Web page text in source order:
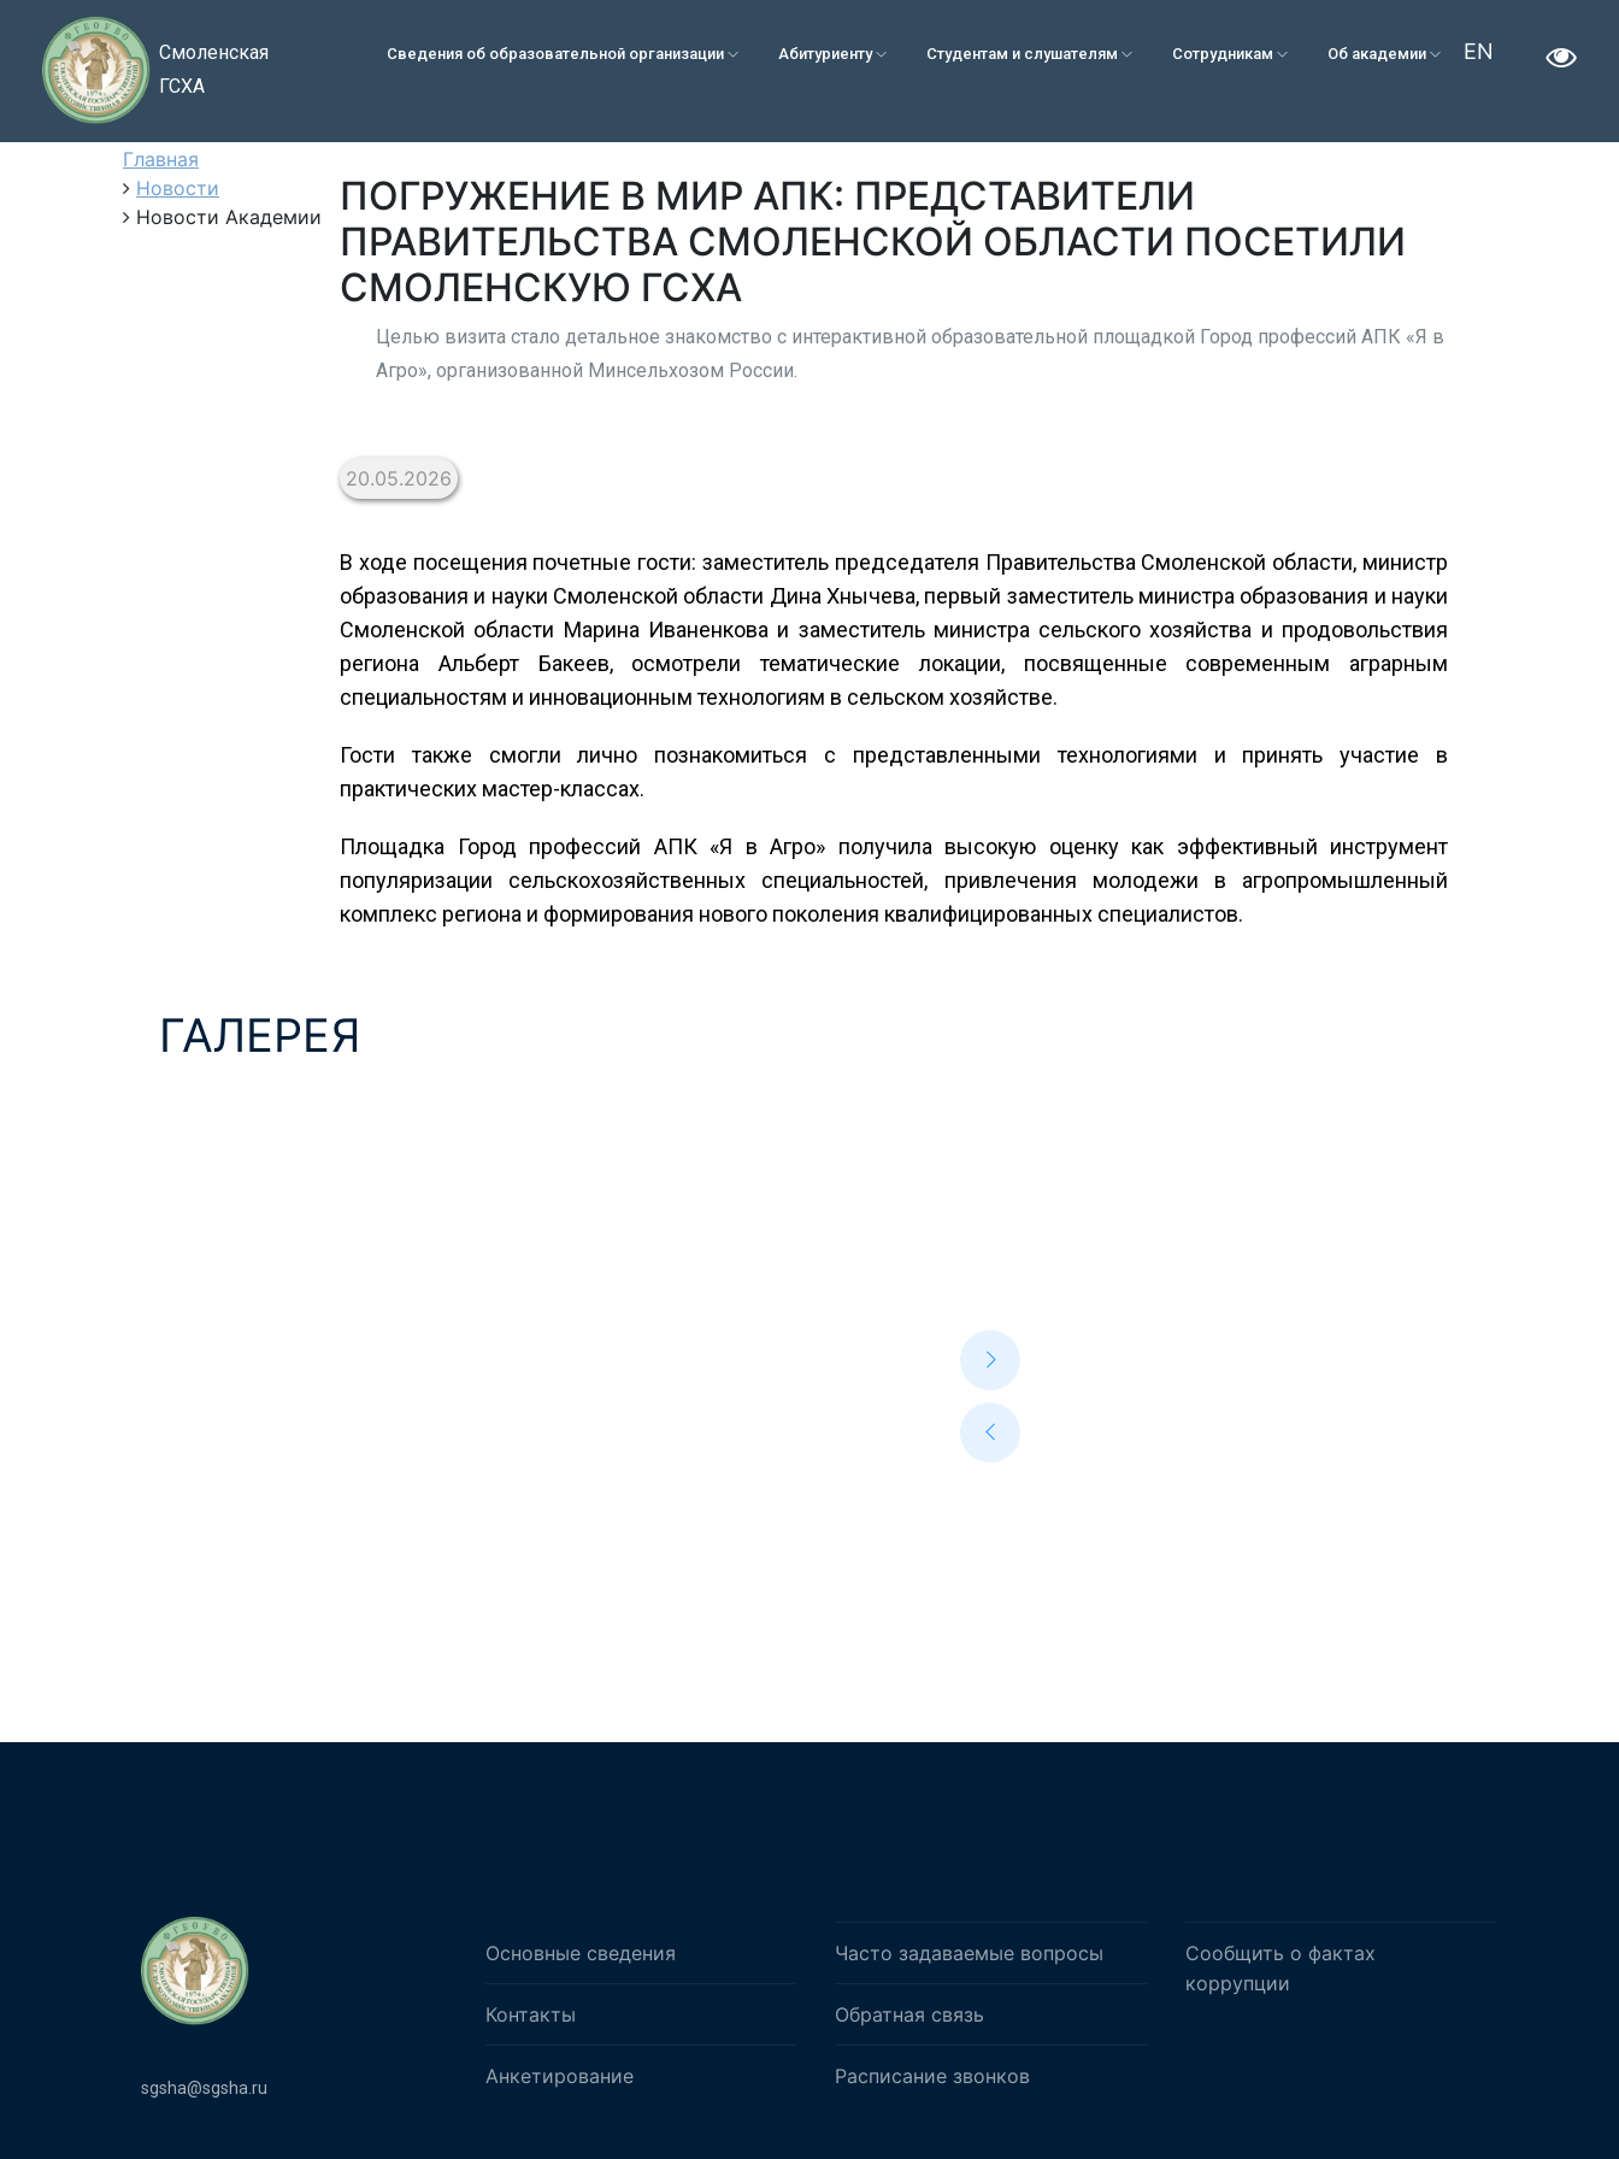
Смоленская
ГСХА
Сведения об образовательной организации Абитуриенту Студентам и слушателям Сотрудникам Об академии EN
Главная
Новости
Новости Академии
ПОГРУЖЕНИЕ В МИР АПК: ПРЕДСТАВИТЕЛИ
ПРАВИТЕЛЬСТВА СМОЛЕНСКОЙ ОБЛАСТИ ПОСЕТИЛИ
СМОЛЕНСКУЮ ГСХА
Целью визита стало детальное знакомство с интерактивной образовательной площадкой Город профессий АПК «Я в
Агро», организованной Минсельхозом России.
20.05.2026
В ходе посещения почетные гости: заместитель председателя Правительства Смоленской области, министр
образования и науки Смоленской области Дина Хнычева, первый заместитель министра образования и науки
Смоленской области Марина Иваненкова и заместитель министра сельского хозяйства и продовольствия
региона Альберт Бакеев, осмотрели тематические локации, посвященные современным аграрным
специальностям и инновационным технологиям в сельском хозяйстве.
Гости также смогли лично познакомиться с представленными технологиями и принять участие в
практических мастер-классах.
Площадка Город профессий АПК «Я в Агро» получила высокую оценку как эффективный инструмент
популяризации сельскохозяйственных специальностей, привлечения молодежи в агропромышленный
комплекс региона и формирования нового поколения квалифицированных специалистов.
ГАЛЕРЕЯ
sgsha@sgsha.ru
Основные сведения
Контакты
Анкетирование
Часто задаваемые вопросы
Обратная связь
Расписание звонков
Сообщить о фактах
коррупции